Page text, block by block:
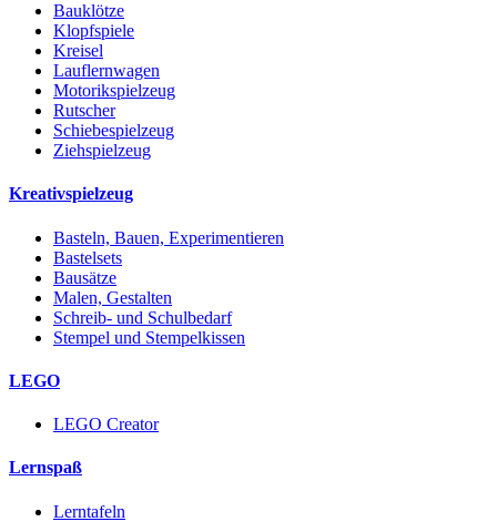
Bauklötze
Klopfspiele
Kreisel
Lauflernwagen
Motorikspielzeug
Rutscher
Schiebespielzeug
Ziehspielzeug
Kreativspielzeug
Basteln, Bauen, Experimentieren
Bastelsets
Bausätze
Malen, Gestalten
Schreib- und Schulbedarf
Stempel und Stempelkissen
LEGO
LEGO Creator
Lernspaß
Lerntafeln